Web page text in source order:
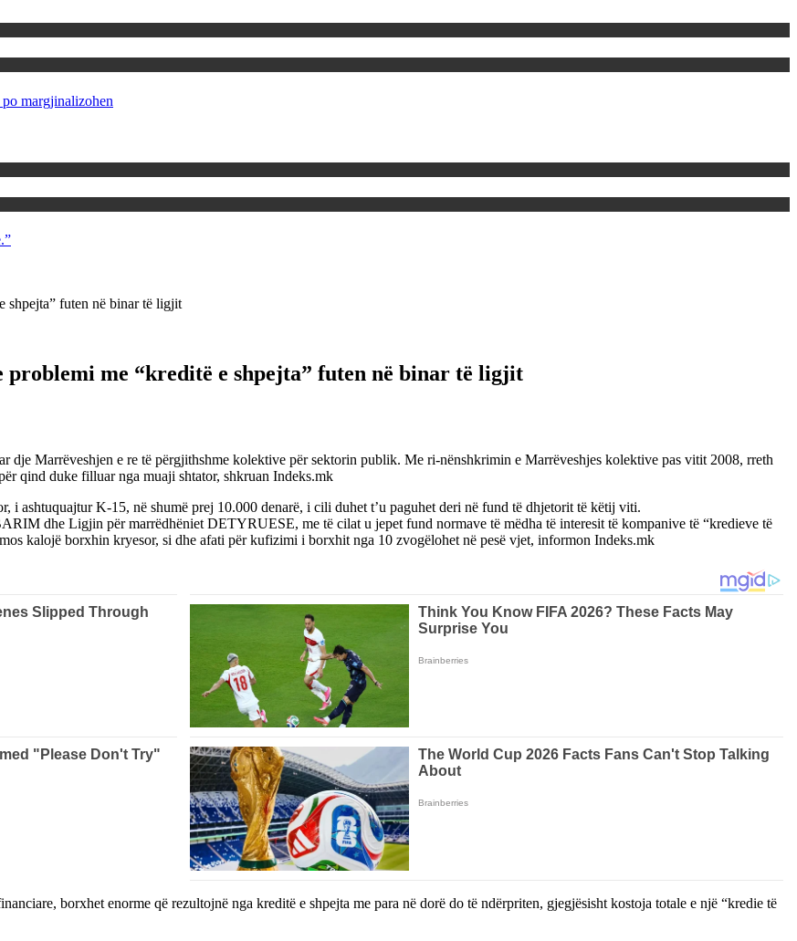
margjinalizohen
shpejta” futen në binar të ligjit
me “kreditë e shpejta” futen në binar të ligjit
dje Marrëveshjen e re të përgjithshme kolektive për sektorin publik. Me ri-nënshkrimin e Marrëveshjes kolektive pas vitit 2008, rreth
qind duke filluar nga muaji shtator, shkruan Indeks.mk
i ashtuquajtur K-15, në shumë prej 10.000 denarë, i cili duhet t’u paguhet deri në fund të dhjetorit të këtij viti.
dhe Ligjin për marrëdhëniet DETYRUESE, me të cilat u jepet fund normave të mëdha të interesit të kompanive të “kredieve të
kalojë borxhin kryesor, si dhe afati për kufizimi i borxhit nga 10 zvogëlohet në pesë vjet, informon Indeks.mk
borxhet enorme që rezultojnë nga kreditë e shpejta me para në dorë do të ndërpriten, gjegjësisht kostoja totale e një “kredie të